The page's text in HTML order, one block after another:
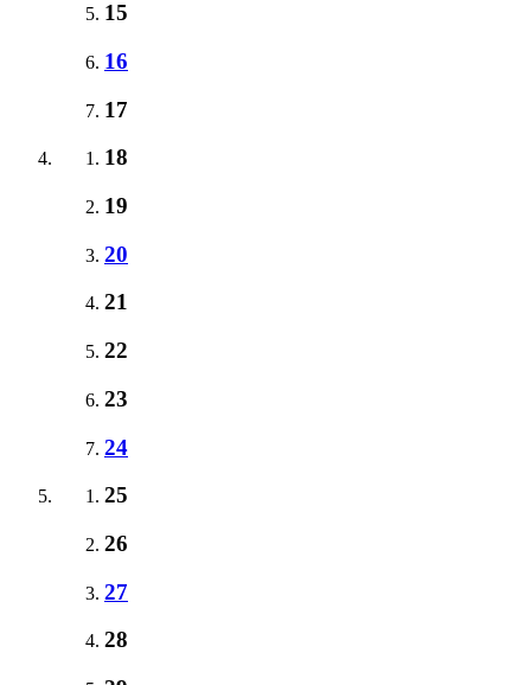
15
16
17
18
19
20
21
22
23
24
25
26
27
28